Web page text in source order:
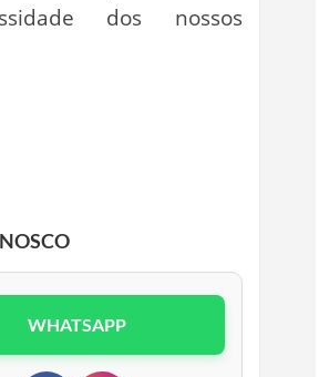
dos nossos
WHATSAPP